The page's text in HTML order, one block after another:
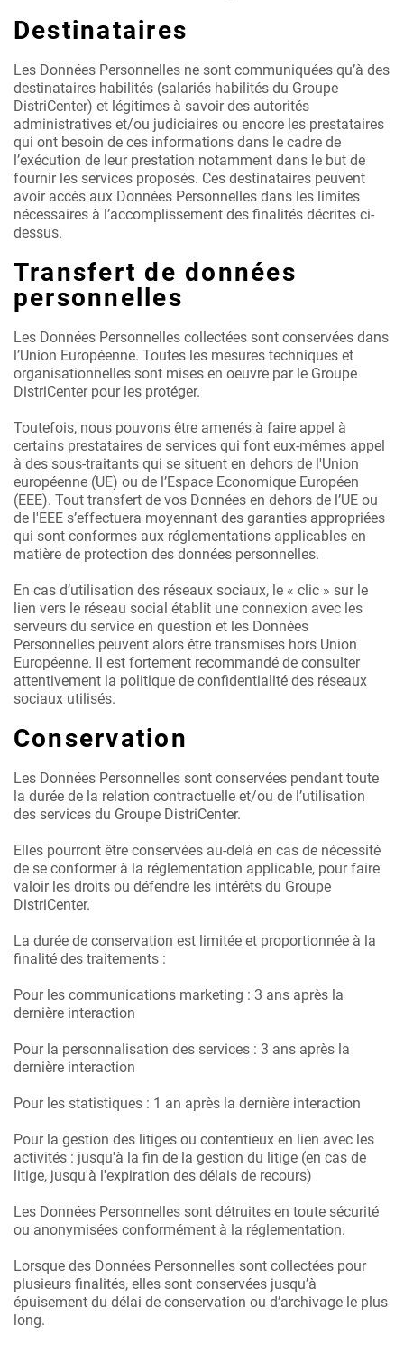
Destinataires
Les Données Personnelles ne sont communiquées qu’à des
destinataires habilités (salariés habilités du Groupe
DistriCenter) et légitimes à savoir des autorités
administratives et/ou judiciaires ou encore les prestataires
qui ont besoin de ces informations dans le cadre de
l’exécution de leur prestation notamment dans le but de
fournir les services proposés. Ces destinataires peuvent
avoir accès aux Données Personnelles dans les limites
nécessaires à l’accomplissement des finalités décrites ci-
dessus.
Transfert de données
personnelles
Les Données Personnelles collectées sont conservées dans
l’Union Européenne. Toutes les mesures techniques et
organisationnelles sont mises en oeuvre par le Groupe
DistriCenter pour les protéger.
Toutefois, nous pouvons être amenés à faire appel à
certains prestataires de services qui font eux-mêmes appel
à des sous-traitants qui se situent en dehors de l'Union
européenne (UE) ou de l’Espace Economique Européen
(EEE). Tout transfert de vos Données en dehors de l’UE ou
de l'EEE s’effectuera moyennant des garanties appropriées
qui sont conformes aux réglementations applicables en
matière de protection des données personnelles.
En cas d’utilisation des réseaux sociaux, le « clic » sur le
lien vers le réseau social établit une connexion avec les
serveurs du service en question et les Données
Personnelles peuvent alors être transmises hors Union
Européenne. Il est fortement recommandé de consulter
attentivement la politique de confidentialité des réseaux
sociaux utilisés.
Conservation
Les Données Personnelles sont conservées pendant toute
la durée de la relation contractuelle et/ou de l’utilisation
des services du Groupe DistriCenter.
Elles pourront être conservées au-delà en cas de nécessité
de se conformer à la réglementation applicable, pour faire
valoir les droits ou défendre les intérêts du Groupe
DistriCenter.
La durée de conservation est limitée et proportionnée à la
finalité des traitements :
Pour les communications marketing : 3 ans après la
dernière interaction
Pour la personnalisation des services : 3 ans après la
dernière interaction
Pour les statistiques : 1 an après la dernière interaction
Pour la gestion des litiges ou contentieux en lien avec les
activités : jusqu'à la fin de la gestion du litige (en cas de
litige, jusqu'à l'expiration des délais de recours)
Les Données Personnelles sont détruites en toute sécurité
ou anonymisées conformément à la réglementation.
Lorsque des Données Personnelles sont collectées pour
plusieurs finalités, elles sont conservées jusqu’à
épuisement du délai de conservation ou d’archivage le plus
long.